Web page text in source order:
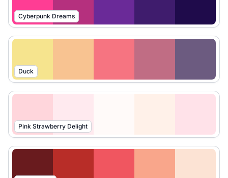
Cyberpunk Dreams
Duck
Pink Strawberry Delight